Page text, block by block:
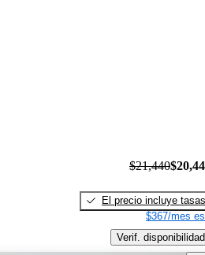
$21,440
El precio incluye tasas
$367/mes
Verif. disponibilidad